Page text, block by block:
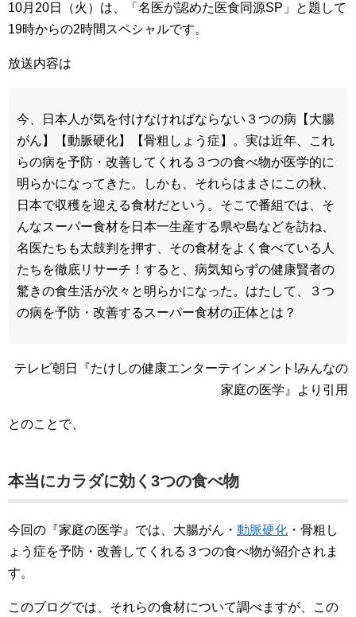
10月20日（火）は、「名医が認めた医食同源SP」と題して
19時からの2時間スペシャルです。
放送内容は
今、日本人が気を付けなければならない３つの病【大腸
がん】【動脈硬化】【骨粗しょう症】。実は近年、これ
らの病を予防・改善してくれる３つの食べ物が医学的に
明らかになってきた。しかも、それらはまさにこの秋、
日本で収穫を迎える食材だという。そこで番組では、そ
んなスーパー食材を日本一生産する県や島などを訪ね、
名医たちも太鼓判を押す、その食材をよく食べている人
たちを徹底リサーチ！すると、病気知らずの健康賢者の
驚きの食生活が次々と明らかになった。はたして、３つ
の病を予防・改善するスーパー食材の正体とは？
テレビ朝日『たけしの健康エンターテインメント!みんなの
家庭の医学』より引用
とのことで、
本当にカラダに効く3つの食べ物
今回の『家庭の医学』では、大腸がん・ 動脈硬化 ・骨粗し
ょう症を予防・改善してくれる３つの食べ物が紹介されま
す。
このブログでは、それらの食材について調べますが、この